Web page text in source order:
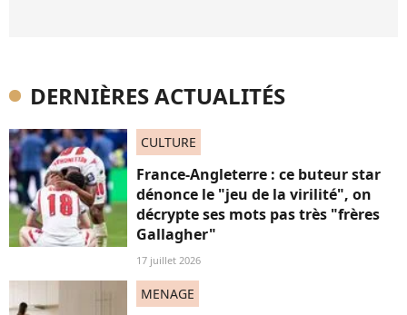
DERNIÈRES ACTUALITÉS
CULTURE
France-Angleterre : ce buteur star
dénonce le "jeu de la virilité", on
décrypte ses mots pas très "frères
Gallagher"
17 juillet 2026
MENAGE